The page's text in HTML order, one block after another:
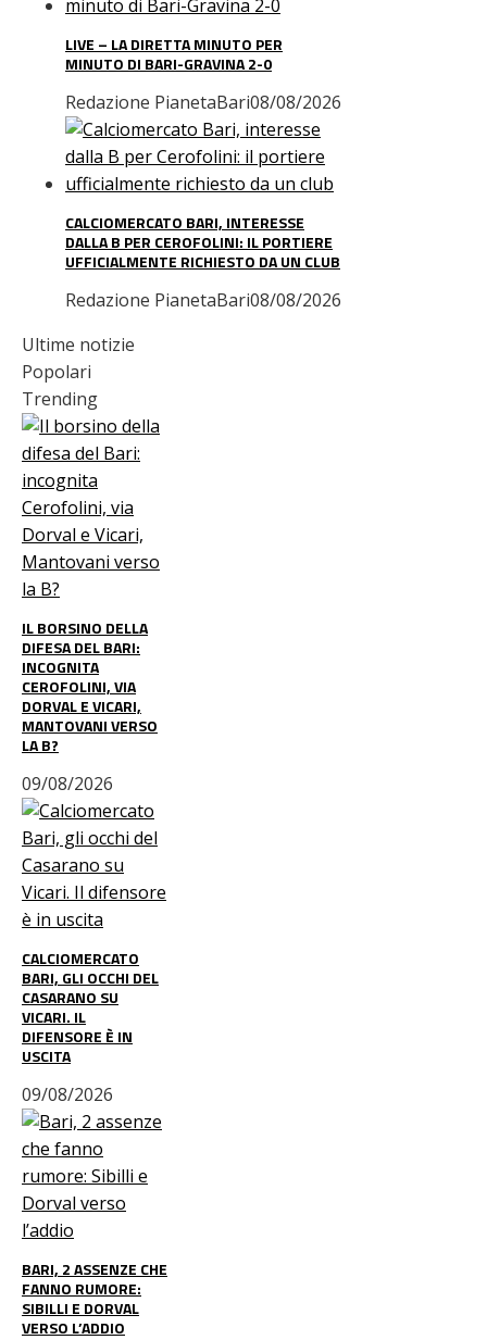
LIVE – LA DIRETTA MINUTO PER
MINUTO DI BARI-GRAVINA 2-0
Redazione PianetaBari08/08/2026
CALCIOMERCATO BARI, INTERESSE
DALLA B PER CEROFOLINI: IL PORTIERE
UFFICIALMENTE RICHIESTO DA UN CLUB
Redazione PianetaBari08/08/2026
Ultime notizie
Popolari
Trending
IL BORSINO DELLA
DIFESA DEL BARI:
INCOGNITA
CEROFOLINI, VIA
DORVAL E VICARI,
MANTOVANI VERSO
LA B?
09/08/2026
CALCIOMERCATO
BARI, GLI OCCHI DEL
CASARANO SU
VICARI. IL
DIFENSORE È IN
USCITA
09/08/2026
BARI, 2 ASSENZE CHE
FANNO RUMORE:
SIBILLI E DORVAL
VERSO L’ADDIO